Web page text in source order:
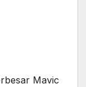
Mavic